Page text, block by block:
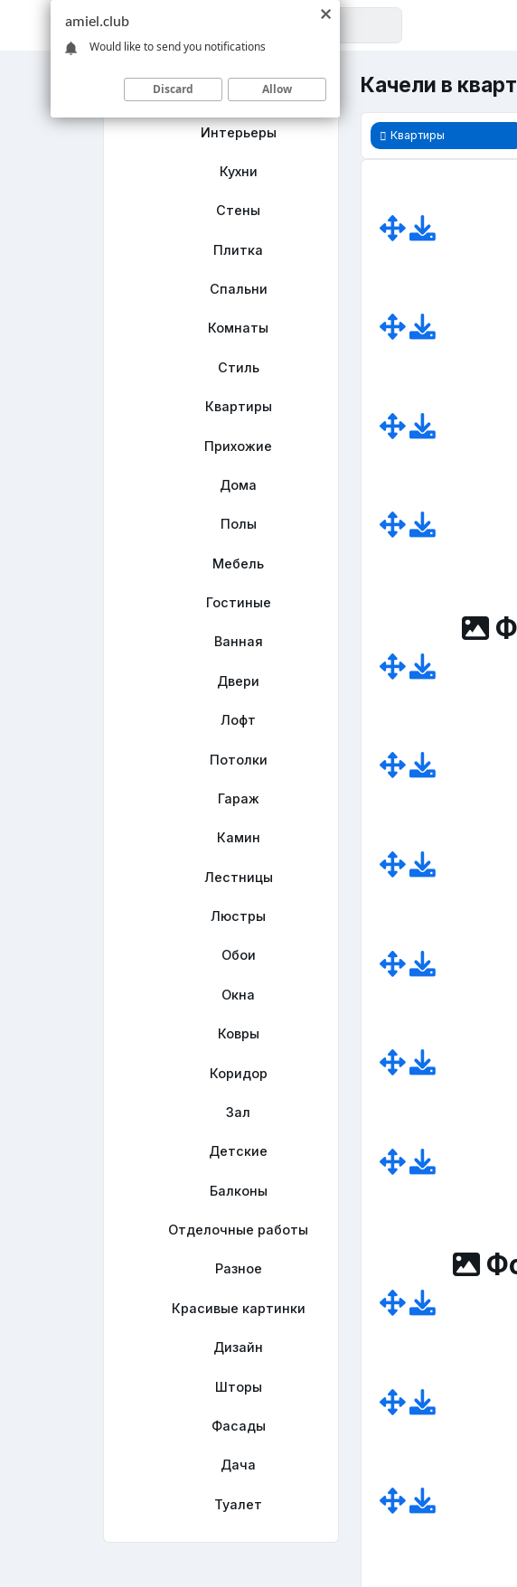
Главная
Интерьеры
Кухни
Стены
Плитка
Спальни
Комнаты
Стиль
Квартиры
Прихожие
Дома
Полы
Мебель
Гостиные
Ванная
Двери
Лофт
Потолки
Гараж
Камин
Лестницы
Люстры
Обои
Окна
Ковры
Коридор
Зал
Детские
Балконы
Отделочные работы
Разное
Красивые картинки
Дизайн
Шторы
Фасады
Дача
Туалет
Качели в
Квартиры
amiel.club
Would like to send you notifications
Discard Allow